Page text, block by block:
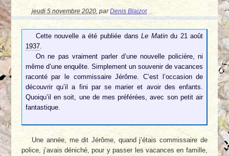
jeudi 5 novembre 2020,parDenis Blaizot
Cette nouvelle a été publiée dansLe Matindu 21 août
1937.
On ne pas vraiment parler d’une nouvelle policière, ni
même d’une enquête. Simplement un souvenir de vacances
raconté par le commissaire Jérôme. C’est l’occasion de
découvrir qu’il a fini par se marier et avoir des enfants.
Quoiqu’il en soit, une de mes préférées, avec son petit air
fantastique.
Une année, me dit Jérôme, quand j’étais commissaire de
police, j’avais déniché, pour y passer les vacances en famille,